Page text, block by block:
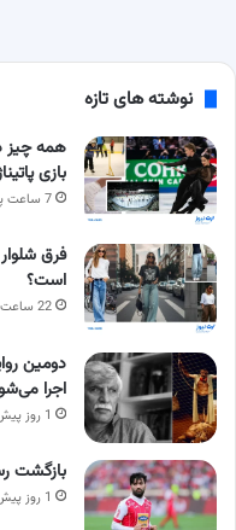
نوشته های تازه
همه چیز
بازی
7 ساعت پیش
فرق
است؟
22 ساعت پیش
دومین
اجرا
1 روز پیش
بازگشت
1 روز پیش